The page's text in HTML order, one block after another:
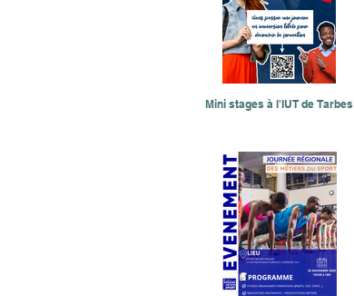
Mini stages à l'IUT de Tarbes